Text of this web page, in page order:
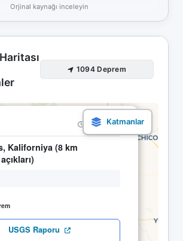
Orjinal kaynağı inceleyin
1094 Deprem
11.05 15:57
Kaliforniya (8 km
USGS Raporu
×